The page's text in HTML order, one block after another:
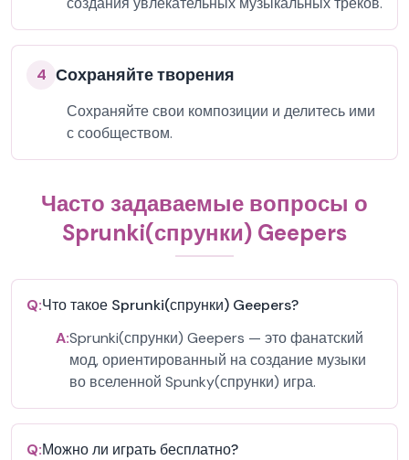
4 Сохраняйте творения
Сохраняйте свои композиции и делитесь ими
с сообществом.
Часто задаваемые вопросы о
Sprunki(спрунки) Geepers
Q:Что такое Sprunki(спрунки) Geepers?
A:Sprunki(спрунки) Geepers — это фанатский
мод, ориентированный на создание музыки
во вселенной Spunky(спрунки) игра.
Q:Можно ли играть бесплатно?